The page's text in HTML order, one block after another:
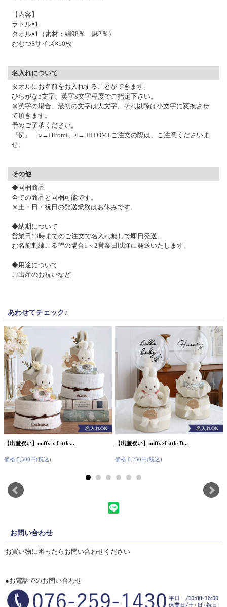
【内容】
ラトル×1
タオル×1（素材：綿98％ 麻2％）
おむつSサイズ×10枚
名入れについて
タオルにお名前をお入れすることができます。
ひらがな5文字、英字8文字程度でご指定下さい。
※英字の場合、最初の文字は大文字、それ以降は小文字に変換させ
て頂きます。
予めご了承ください。
『例』 ○→Hitomi、×→ HITOMI ご注文の際は、ご注意くださいま
せ。
その他
◆同梱商品
全ての商品と同梱可能です。
※土・日・祝日の発送業務はお休みです。
◆納期について
営業日13時までのご注文で名入れ無しで即日発送。
お名前刺繍ご希望の場合1～2営業日以降に発送いたします。
◆用途について
ご出産のお祝いなど
あわせてチェック♪
【出産祝い】miffy x Little...
価格:5,500円(税込)
【出産祝い】miffy×Little D...
価格:8,230円(税込)
お問い合わせ
お買い物に困ったらお問い合わせください
●お電話でのお問い合わせ